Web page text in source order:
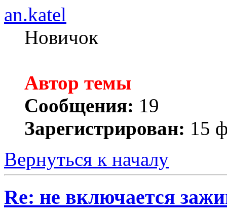
an.katel
Новичок
Автор темы
Сообщения: 19
Зарегистрирован: 15
Вернуться к началу
Re: не включается